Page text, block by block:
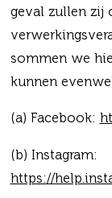
geval zullen zij
sommen we
kunnen
(a) Facebook:
(b) Instagram:
https://